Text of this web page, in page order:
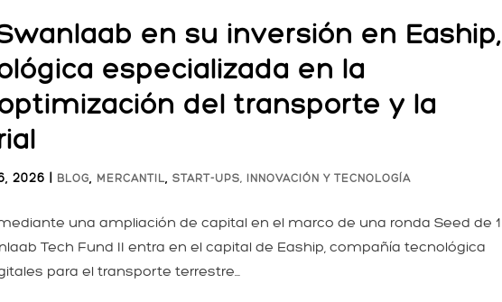
en su inversión en Eaship,
especializada en la
del transporte y la
2026 | BLOG, MERCANTIL,START-UPS, INNOVACIÓN Y TECNOLOGÍA
una ampliación de capital en el marco de una ronda Seed de 1
Tech Fund II entra en el capital de Eaship, compañía tecnológica
para el transporte terrestre...